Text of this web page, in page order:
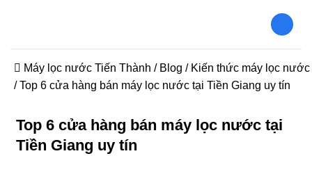
Máy lọc nước Tiến Thành / Blog / Kiến thức máy lọc nước
/Top 6 cửa hàng bán máy lọc nước tại Tiền Giang uy tín
Top 6 cửa hàng bán máy lọc nước tại
Tiền Giang uy tín